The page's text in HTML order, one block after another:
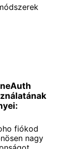
fiókod
nagy